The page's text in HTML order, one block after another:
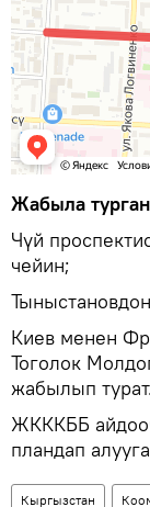
Жабыла
Чүй
чейин;
Киев менен
Тоголок
жабылып
ЖКККББ
пландап
Кыргызстан